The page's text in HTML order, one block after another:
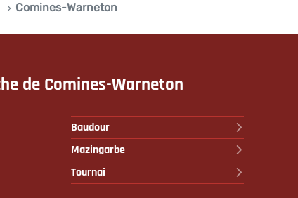
Comines-Warneton
de Comines-Warneton
Baudour
Mazingarbe
Tournai